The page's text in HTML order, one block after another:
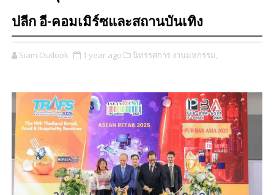
ปลีก อี-คอมเมิร์ซและสถานบันเทิง
Siam Outlook 1 year ago นิทรรศการ งานมหกรรม,